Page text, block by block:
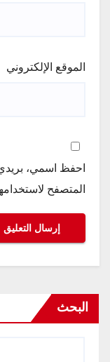
الموقع الإلكتروني
احفظ اسمي، بريدي
المتصفح
البحث